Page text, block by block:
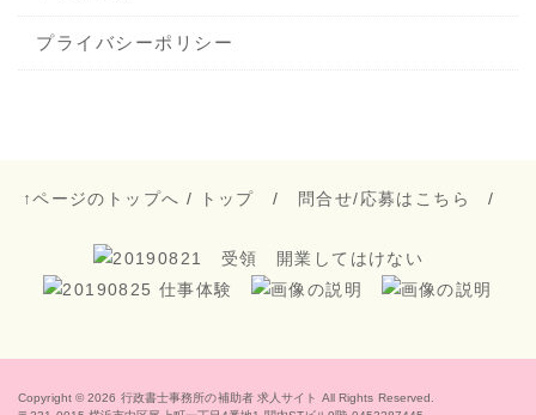
プライバシーポリシー
↑ページのトップへ / トップ / 問合せ/応募はこちら /
Copyright © 2026 行政書士事務所の補助者 求人サイト All Rights Reserved.